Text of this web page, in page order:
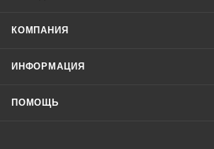
КОМПАНИЯ
ИНФОРМАЦИЯ
ПОМОЩЬ